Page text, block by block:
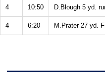
4 10:50 D.Blough 5 yd.
4 6:20 M.Prater 27 yd.